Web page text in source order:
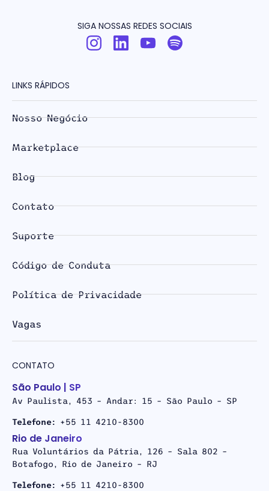
SIGA NOSSAS REDES SOCIAIS
LINKS RÁPIDOS
Nosso Negócio
Marketplace
Blog
Contato
Suporte
Código de Conduta
Política de Privacidade
Vagas
CONTATO
São Paulo | SP
Av Paulista, 453 – Andar: 15 – São Paulo – SP
Telefone: +55 11 4210-8300
Rio de Janeiro
Rua Voluntários da Pátria, 126 – Sala 802 –
Botafogo, Rio de Janeiro – RJ
Telefone: +55 11 4210-8300